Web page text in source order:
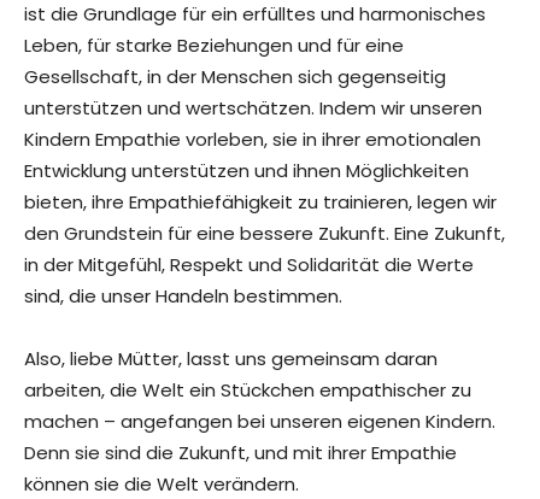
ist die Grundlage für ein erfülltes und harmonisches
Leben, für starke Beziehungen und für eine
Gesellschaft, in der Menschen sich gegenseitig
unterstützen und wertschätzen. Indem wir unseren
Kindern Empathie vorleben, sie in ihrer emotionalen
Entwicklung unterstützen und ihnen Möglichkeiten
bieten, ihre Empathiefähigkeit zu trainieren, legen wir
den Grundstein für eine bessere Zukunft. Eine Zukunft,
in der Mitgefühl, Respekt und Solidarität die Werte
sind, die unser Handeln bestimmen.
Also, liebe Mütter, lasst uns gemeinsam daran
arbeiten, die Welt ein Stückchen empathischer zu
machen – angefangen bei unseren eigenen Kindern.
Denn sie sind die Zukunft, und mit ihrer Empathie
können sie die Welt verändern.